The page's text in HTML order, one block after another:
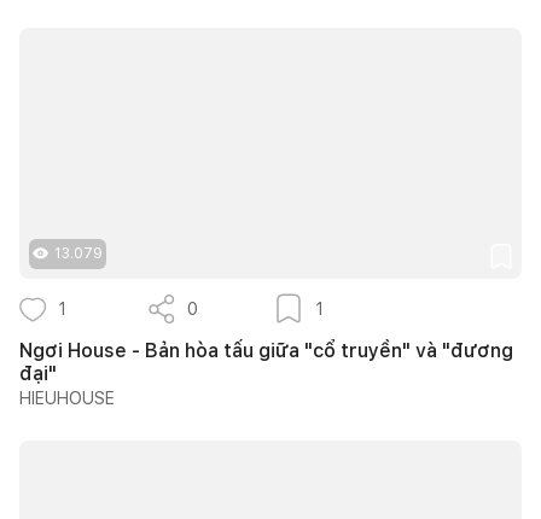
13.079
1 0 1
Ngơi House - Bản hòa tấu giữa "cổ truyền" và "đương
đại"
HIEUHOUSE